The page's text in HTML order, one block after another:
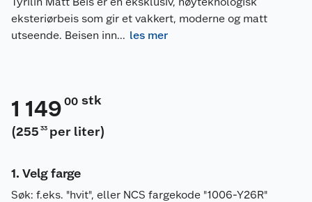
eksteriørbeis som gir et vakkert, moderne og matt
utseende. Beisen inn... les mer
1 149 00 stk
(255 33 per liter)
Velg farge
Søk: f.eks. "hvit", eller NCS fargekode "1006-Y26R"